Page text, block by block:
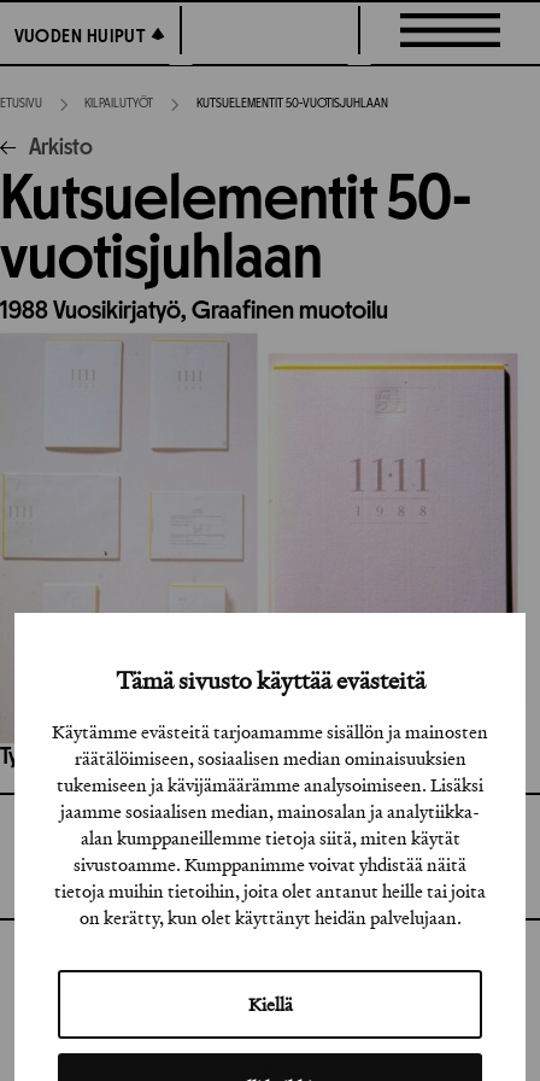
Tämä sivusto käyttää evästeitä
Käytämme evästeitä tarjoamamme sisällön ja mainosten
räätälöimiseen, sosiaalisen median ominaisuuksien
tukemiseen ja kävijämäärämme analysoimiseen. Lisäksi
jaamme sosiaalisen median, mainosalan ja analytiikka-
alan kumppaneillemme tietoja siitä, miten käytät
sivustoamme. Kumppanimme voivat yhdistää näitä
tietoja muihin tietoihin, joita olet antanut heille tai joita
on kerätty, kun olet käyttänyt heidän palvelujaan.
Kiellä
suoraan
sisältöön
VUODEN HUIPUT
VUODEN HUIPUT
ETUSIVU KILPAILUTYÖT KUTSUELEMENTIT 50-VUOTISJUHLAAN
Arkisto
Kutsuelementit 50-
vuotisjuhlaan
1988Vuosikirjatyö, Graafinen muotoilu
Työhön osallistuneet henkilöt / tahot:
GRAFIA RY
GRAFIA(AT)GRAFIA.FI
UUDENMAANKATU 11 B 9,
INSTAGRAM